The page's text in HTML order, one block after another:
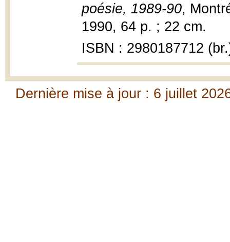
poésie, 1989-90,
1990, 64 p. ; 22 cm.
ISBN : 2980187712
Dernière mise à jour : 6 juillet